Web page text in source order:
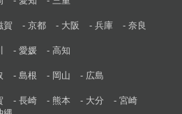
賀 京都 大阪 兵庫
奈良
愛媛
高知
島根 岡山
広島
長崎 熊本 大分
宮崎